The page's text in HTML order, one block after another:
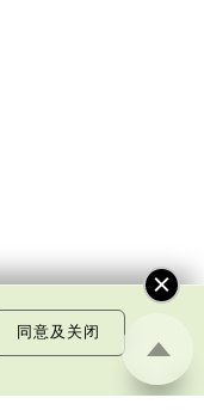
免责声明
同意及关闭